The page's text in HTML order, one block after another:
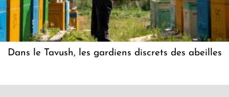
Dans le Tavush, les gardiens discrets des abeilles